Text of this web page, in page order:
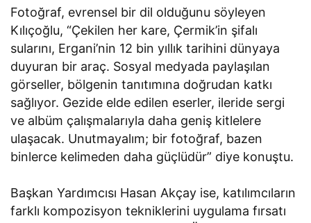
Fotoğraf, evrensel bir dil olduğunu söyleyen
Kılıçoğlu, “Çekilen her kare, Çermik’in şifalı
sularını, Ergani’nin 12 bin yıllık tarihini dünyaya
duyuran bir araç. Sosyal medyada paylaşılan
görseller, bölgenin tanıtımına doğrudan katkı
sağlıyor. Gezide elde edilen eserler, ileride sergi
ve albüm çalışmalarıyla daha geniş kitlelere
ulaşacak. Unutmayalım; bir fotoğraf, bazen
binlerce kelimeden daha güçlüdür” diye konuştu.
Başkan Yardımcısı Hasan Akçay ise, katılımcıların
farklı kompozisyon tekniklerini uygulama fırsatı